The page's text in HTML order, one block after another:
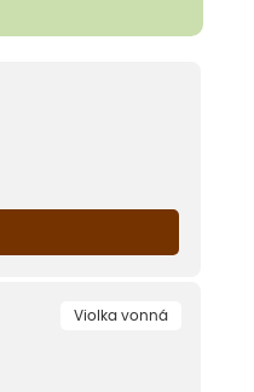
Violka vonná